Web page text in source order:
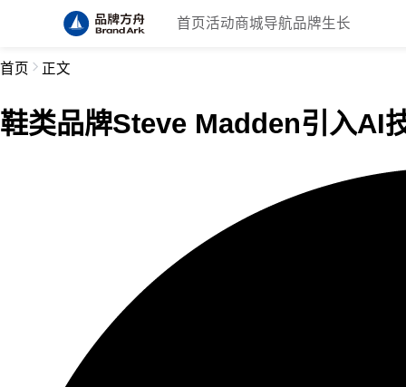
首页 活动商城导航品牌生长
首页 正文
鞋类品牌Steve Madden引入AI